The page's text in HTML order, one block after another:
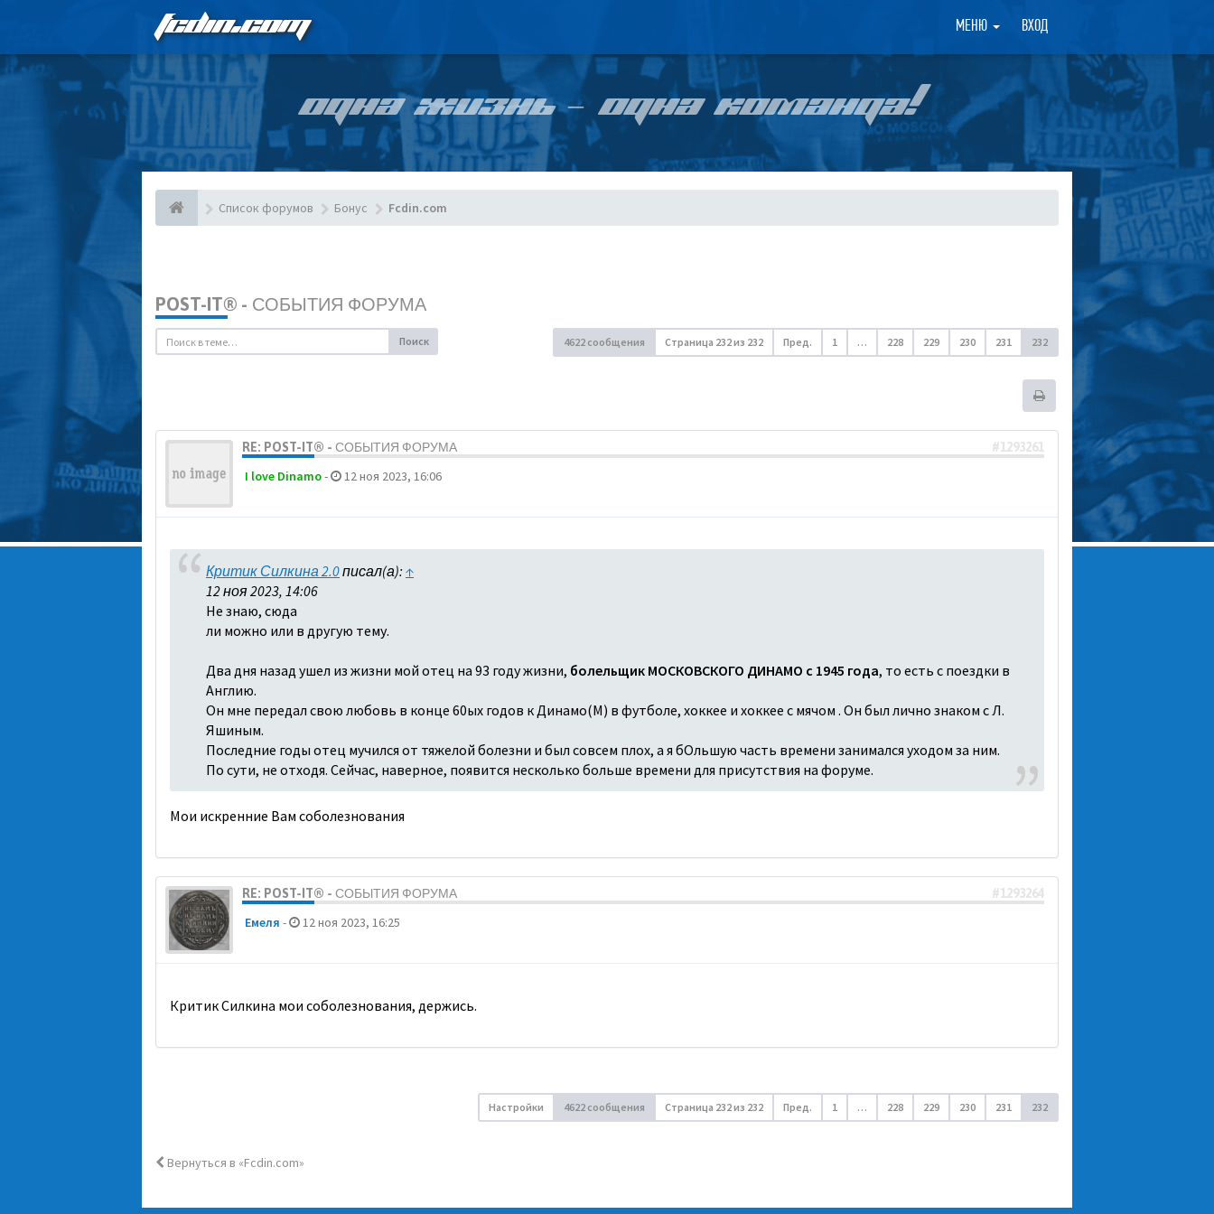
FCDIN.COM МЕНЮ ВХОД ×
ОДНА ЖИЗНЬ – ОДНА КОМАНДА!
Список форумов Бонус Fcdin.com
POST-IT® - СОБЫТИЯ ФОРУМА
Поиск 4622 сообщения Страница 232из 232 Пред. 1 … 228 229 230 231 232
RE: POST-IT® - СОБЫТИЯ ФОРУМА #1293261
I love Dinamo- 12 ноя 2023, 16:06
Критик Силкина 2.0писал(а): ↑
12 ноя 2023, 14:06
Не знаю, сюда
ли можно или в другую тему.
Два дня назад ушел из жизни мой отец на 93 году жизни, болельщик МОСКОВСКОГО ДИНАМО с 1945 года, то есть с поездки в
Англию.
Он мне передал свою любовь в конце 60ых годов к Динамо(М) в футболе, хоккее и хоккее с мячом . Он был лично знаком с Л.
Яшиным.
Последние годы отец мучился от тяжелой болезни и был совсем плох, а я бОльшую часть времени занимался уходом за ним.
По сути, не отходя. Сейчас, наверное, появится несколько больше времени для присутствия на форуме.
Мои искренние Вам соболезнования
RE: POST-IT® - СОБЫТИЯ ФОРУМА #1293264
Емеля - 12 ноя 2023, 16:25
Критик Силкина мои соболезнования, держись.
Настройки 4622 сообщения Страница 232из 232 Пред. 1 … 228 229 230 231 232
Вернуться в «Fcdin.com»